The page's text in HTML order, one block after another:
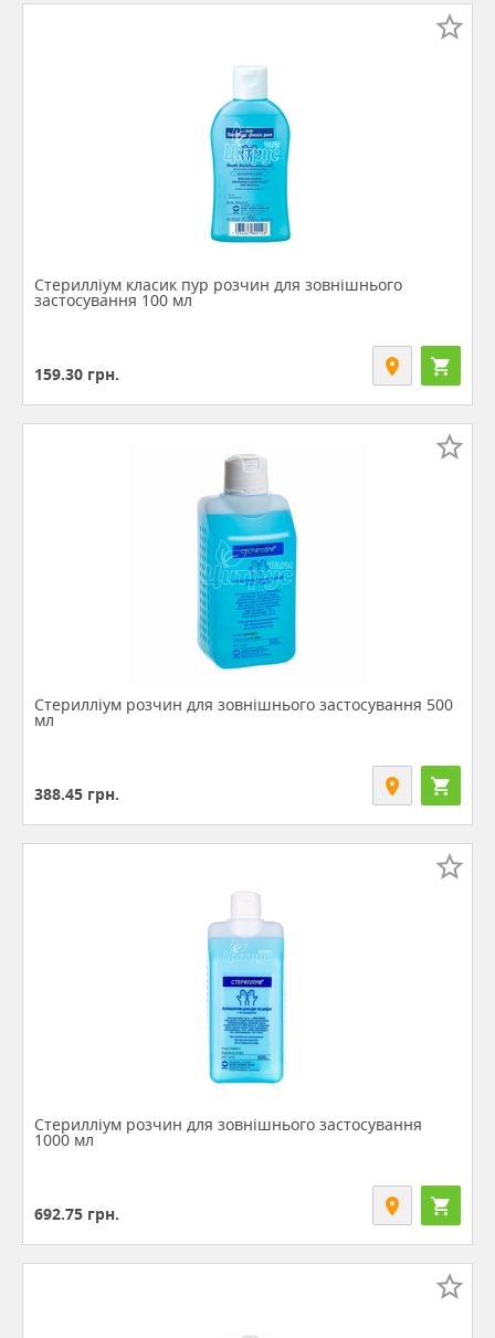
Стерилліум класик пур розчин для зовнішнього
застосування 100 мл
159.30 грн.
Стерилліум розчин для зовнішнього застосування 500
мл
388.45 грн.
Стерилліум розчин для зовнішнього застосування
1000 мл
692.75 грн.